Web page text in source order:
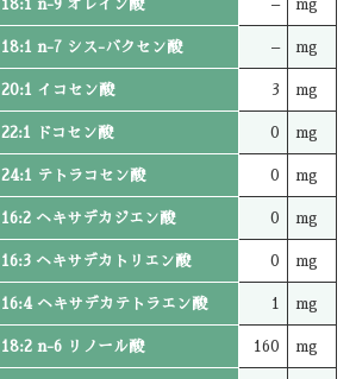
18:1 n-9 オレイン酸 – mg
18:1 n-7 シス-バクセン酸 – mg
20:1 イコセン酸 3 mg
22:1 ドコセン酸 0 mg
24:1 テトラコセン酸 0 mg
16:2 ヘキサデカジエン酸 0 mg
16:3 ヘキサデカトリエン酸 0 mg
16:4 ヘキサデカテトラエン酸 1 mg
18:2 n-6 リノール酸 160 mg